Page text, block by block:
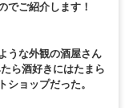
でご紹介します！
うな外観の酒屋さん
ら酒好きにはたまら
ショップだった。